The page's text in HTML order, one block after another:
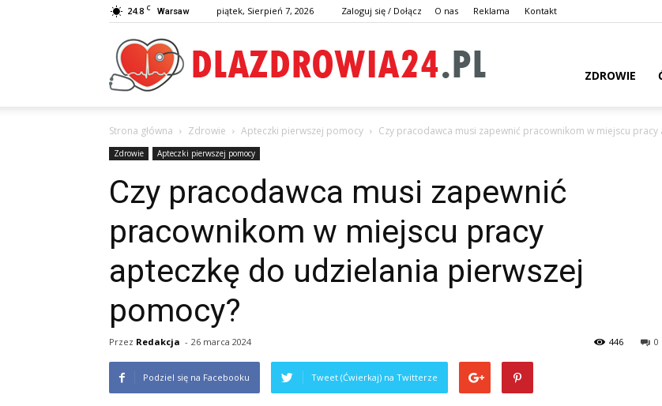
24.8 C Warsaw piątek, Sierpień 7, 2026 Zaloguj się / Dołącz O nas Reklama Kontakt
ZDROWIE
Strona główna Zdrowie Apteczki pierwszej pomocy Czy pracodawca musi zapewnić pracownikom w miejscu
Zdrowie Apteczki pierwszej pomocy
Czy pracodawca musi zapewnić
pracownikom w miejscu pracy
apteczkę do udzielania pierwszej
pomocy?
Przez Redakcja - 26 marca 2024 0
446
Podziel się na Facebooku Tweet (Ćwierkaj) na Twitterze